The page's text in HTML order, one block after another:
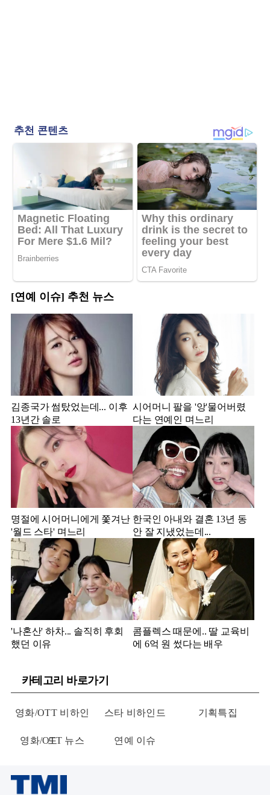
[연예 이슈] 추천 뉴스
김종국가 썸탔었는데... 이후
13년간 솔로
시어머니 팔을 '앙'물어버렸
다는 연예인 며느리
명절에 시어머니에게 쫓겨난
'월드 스타' 며느리
한국인 아내와 결혼 13년 동
안 잘 지냈었는데...
'나혼산' 하차... 솔직히 후회
했던 이유
콤플렉스 때문에.. 딸 교육비
에 6억 원 썼다는 배우
카테고리 바로가기
영화/OTT 비하인
드
스타 비하인드 기획특집
영화/OTT 뉴스 연예 이슈